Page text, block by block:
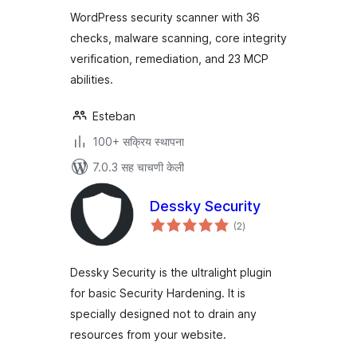
WordPress security scanner with 36
checks, malware scanning, core integrity
verification, remediation, and 23 MCP
abilities.
Esteban
100+ सक्रिय स्थापना
7.0.3 सह चाचणी केली
Dessky Security
(2एकूण
मूल्यांकन
)
Dessky Security is the ultralight plugin
for basic Security Hardening. It is
specially designed not to drain any
resources from your website.